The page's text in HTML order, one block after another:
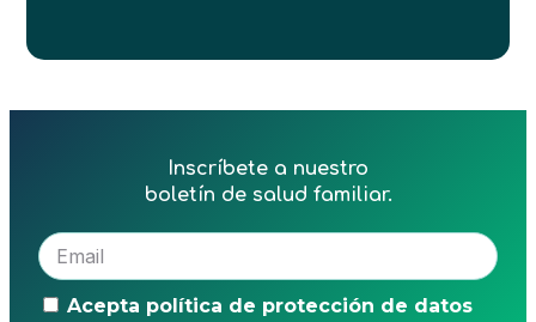
Inscríbete a nuestro
boletín de salud familiar.
Acepta política de protección de datos